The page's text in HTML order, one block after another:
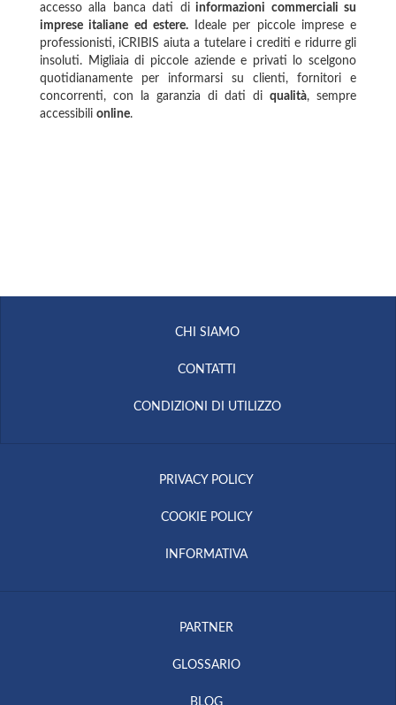
accesso alla banca dati diinformazioni commerciali su
imprese italiane ed estere.Ideale per piccole imprese e
professionisti, iCRIBIS aiuta a tutelare i crediti e ridurre gli
insoluti. Migliaia di piccole aziende e privati lo scelgono
quotidianamente per informarsi su clienti, fornitori e
concorrenti, con la garanzia di dati di qualità, sempre
accessibili online.
CHI SIAMO
CONTATTI
CONDIZIONI DI UTILIZZO
PRIVACY POLICY
COOKIE POLICY
INFORMATIVA
PARTNER
GLOSSARIO
BLOG